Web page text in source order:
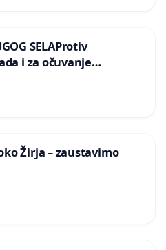
SELAProtiv
i za očuvanje
i odraslih stabala pri
plana
Žirja – zaustavimo